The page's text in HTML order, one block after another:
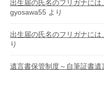
出生届の氏名のフリガナに
gyosawa55 より
出生届の氏名のフリガナに
り
遺言書保管制度～自筆証書遺